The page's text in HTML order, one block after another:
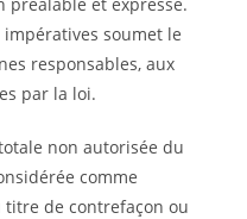
soumet le
responsables, aux
par la loi.
non autorisée du
comme
de contrefaçon ou